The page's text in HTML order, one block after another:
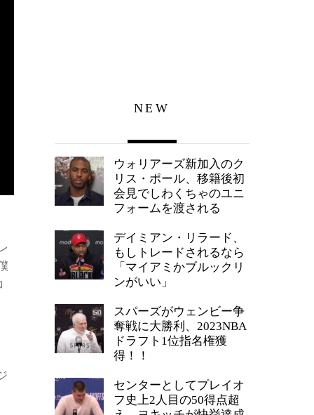
NEW
ウォリアーズ新加入のク
リス・ポール、移籍後初
会見でしわくちゃのユニ
フォームを渡される
デイミアン・リラード、
もしトレードされるなら
「マイアミかブルックリ
ンがいい」
スパーズがウェンビー争
奪戦に大勝利、2023NBA
ドラフト1位指名権獲
得！！
センターとしてプレイオ
フ史上2人目の50得点超